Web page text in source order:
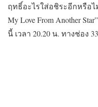
ฤทธิ์อะไรใส่อชิระอีกหรือ
My Love From Another
นี้ เวลา 20.20 น. ทางช่อง 33